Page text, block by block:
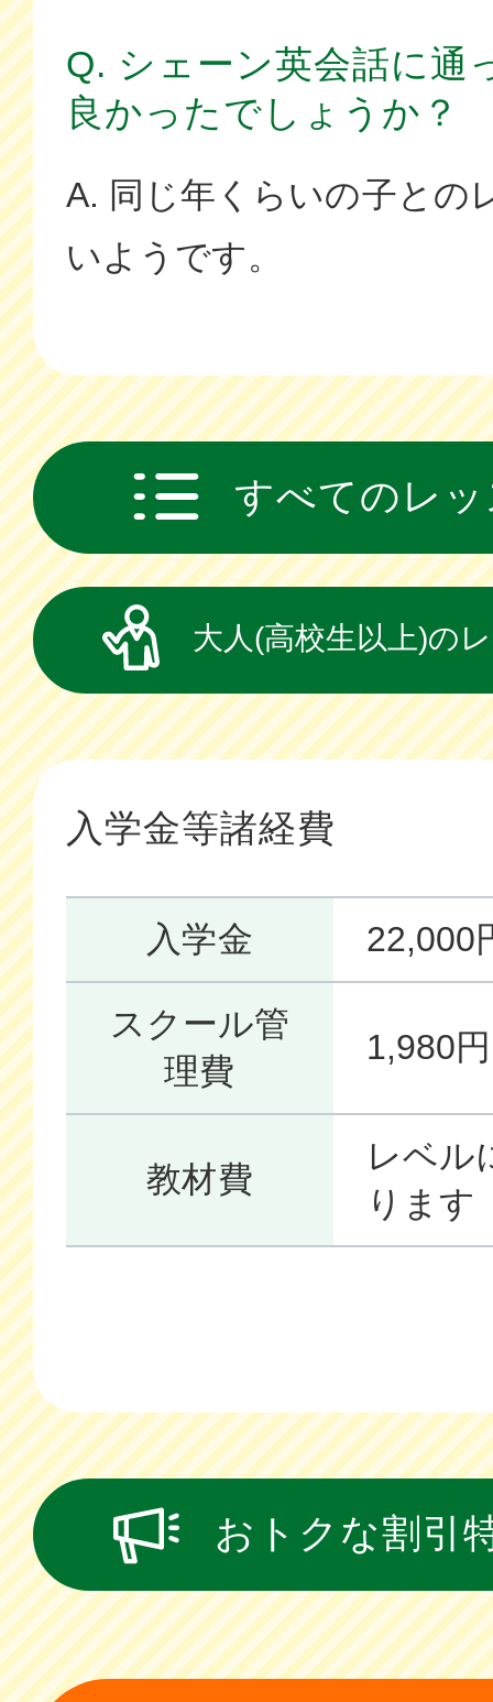
Q. シェーン英会話に通
良かったでしょうか？
A. 同じ年くらいの子との
いようです。
すべてのレ
大人(高校生以上)の
入学金等諸経費
入学金 22,000
スクール管
理費
1,980
教材費
レベル
ります
おトクな割引